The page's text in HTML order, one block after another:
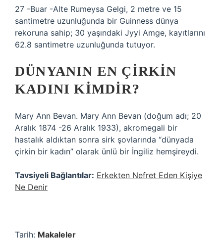
27 -Buar -Alte Rumeysa Gelgi, 2 metre ve 15
santimetre uzunluğunda bir Guinness dünya
rekoruna sahip; 30 yaşındaki Jyyi Amge, kayıtlarını
62.8 santimetre uzunluğunda tutuyor.
DÜNYANIN EN ÇIRKIN
KADINI KIMDIR?
Mary Ann Bevan. Mary Ann Bevan (doğum adı; 20
Aralık 1874 -26 Aralık 1933), akromegali bir
hastalık aldıktan sonra sirk şovlarında “dünyada
çirkin bir kadın” olarak ünlü bir İngiliz hemşireydi.
Tavsiyeli Bağlantılar: Erkekten Nefret Eden Kişiye
Ne Denir
Tarih: Makaleler